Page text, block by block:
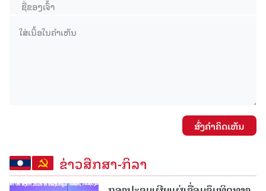
ສົ່ງຄໍາຄິດເຫັນ
ຂ່າວສືກສາ-ກິລາ